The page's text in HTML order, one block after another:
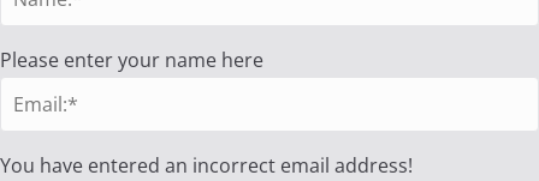
Please enter your name here
You have entered an incorrect email address!